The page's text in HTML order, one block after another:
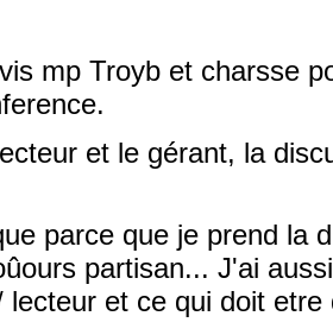
mp Troyb et charsse
et le gérant, la
parce que je prend la
partisan... J'ai
lecteur et ce qui doit